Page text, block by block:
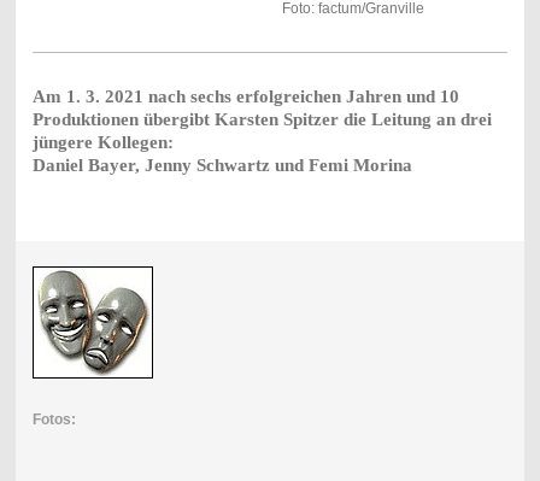
Foto: factum/Granville
Am 1. 3. 2021 nach sechs erfolgreichen Jahren und 10
Produktionen übergibt Karsten Spitzer die Leitung an drei
jüngere Kollegen:
Daniel Bayer, Jenny Schwartz und Femi Morina
Fotos: